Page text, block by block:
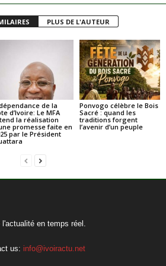
PLUS DE L'AUTEUR
de la
d’Ivoire: Le MFA
la réalisation
promesse faite en
par le Président
Ponvogo célèbre le Bois
Sacré : quand les
traditions forgent
l’avenir d’un peuple
l'actualité en temps réel.
us: info@ivoiractu.net